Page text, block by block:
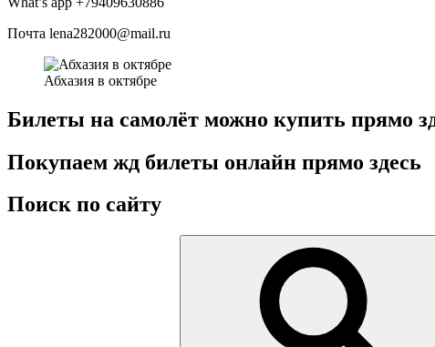
Почта lena282000@mail.ru
Абхазия в октябре
Билеты на самолёт можно купить прямо
Покупаем жд билеты онлайн прямо здесь
Поиск по сайту